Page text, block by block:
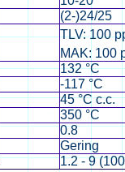
(2-)24/25
TLV: 100
MAK: 100
132 °C
-117 °C
45 °C c.c.
350 °C
0.8
Gering
1.2 - 9